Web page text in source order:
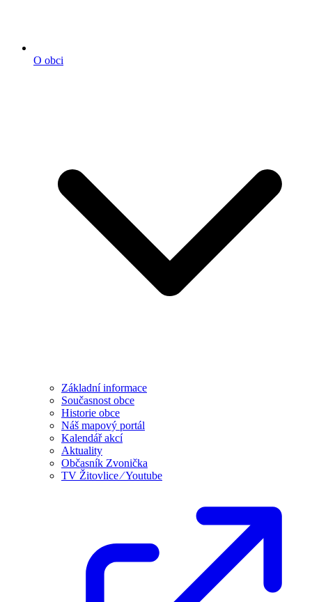
O obci
Základní informace
Současnost obce
Historie obce
Náš mapový portál
Kalendář akcí
Aktuality
Občasník Zvonička
TV Žitovlice ⁄ Youtube